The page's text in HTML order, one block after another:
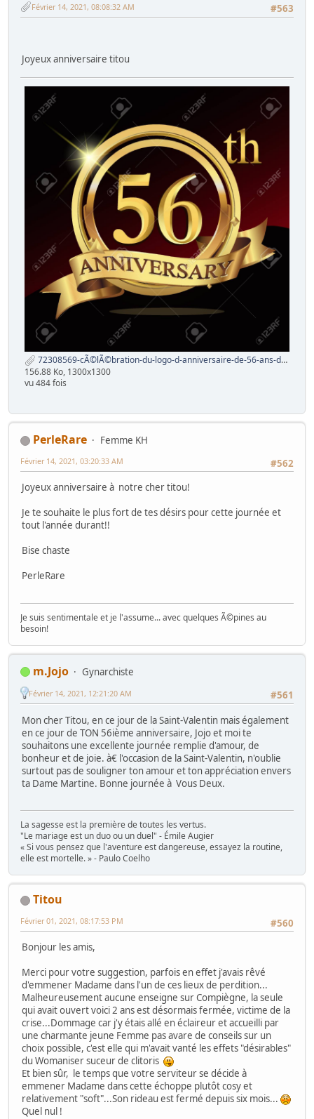
#563
Février 14, 2021, 08:08:32 AM
Joyeux anniversaire titou
72308569-cÃ©lÃ©bration-du-logo-d-anniversaire-de-56-ans-d-or-avec-l-anneau-et-le-ruban-.jpg
156.88 Ko, 1300x1300
vu 484 fois
PerleRare
Femme KH
#562
Février 14, 2021, 03:20:33 AM
Joyeux anniversaire à notre cher titou!
Je te souhaite le plus fort de tes désirs pour cette journée et
tout l'année durant!!
Bise chaste
PerleRare
Je suis sentimentale et je l'assume... avec quelques Ã©pines au
besoin!
m.Jojo
Gynarchiste
#561
Février 14, 2021, 12:21:20 AM
Mon cher Titou, en ce jour de la Saint-Valentin mais également
en ce jour de TON 56ième anniversaire, Jojo et moi te
souhaitons une excellente journée remplie d'amour, de
bonheur et de joie. à€ l'occasion de la Saint-Valentin, n'oublie
surtout pas de souligner ton amour et ton appréciation envers
ta Dame Martine. Bonne journée à Vous Deux.
La sagesse est la première de toutes les vertus.
"Le mariage est un duo ou un duel" - Émile Augier
« Si vous pensez que l'aventure est dangereuse, essayez la routine,
elle est mortelle. » - Paulo Coelho
Titou
#560
Février 01, 2021, 08:17:53 PM
Bonjour les amis,
Merci pour votre suggestion, parfois en effet j'avais rêvé
d'emmener Madame dans l'un de ces lieux de perdition...
Malheureusement aucune enseigne sur Compiègne, la seule
qui avait ouvert voici 2 ans est désormais fermée, victime de la
crise...Dommage car j'y étais allé en éclaireur et accueilli par
une charmante jeune Femme pas avare de conseils sur un
choix possible, c'est elle qui m'avait vanté les effets "désirables"
du Womaniser suceur de clitoris
Et bien sûr, le temps que votre serviteur se décide à
emmener Madame dans cette échoppe plutôt cosy et
relativement "soft"...Son rideau est fermé depuis six mois...
Quel nul !